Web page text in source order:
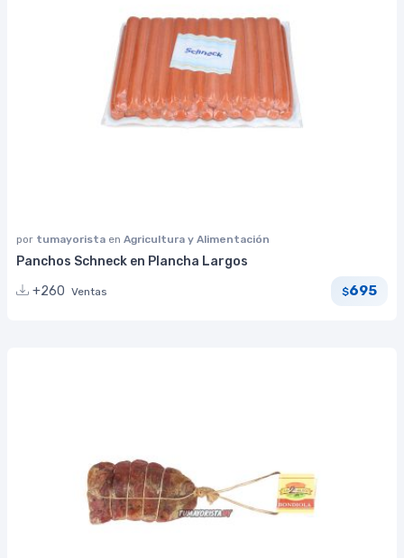
por tumayorista en Agricultura y Alimentación
Panchos Schneck en Plancha Largos
+260 Ventas $695